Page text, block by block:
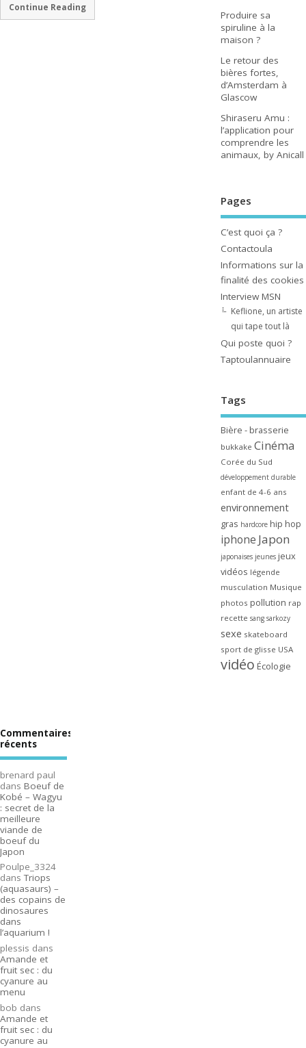
Continue Reading
Produire sa
spiruline à la
maison ?
Le retour des
bières fortes,
d’Amsterdam à
Glascow
Shiraseru Amu :
l’application pour
comprendre les
animaux, by Anicall
Pages
C’est quoi ça ?
Contactoula
Informations sur la
finalité des cookies
Interview MSN
Keflione, un artiste
qui tape tout là
Qui poste quoi ?
Taptoulannuaire
Tags
Bière - brasserie
bukkake Cinéma
Corée du Sud
développement durable
enfant de 4-6 ans
environnement
gras hardcore hip hop
iphone Japon
japonaises jeunes jeux
vidéos légende
musculation Musique
photos pollution rap
recette sang sarkozy
sexe skateboard
sport de glisse USA
vidéo Écologie
Commentaires
récents
brenard paul
dans Boeuf de
Kobé – Wagyu
: secret de la
meilleure
viande de
boeuf du
Japon
Poulpe_3324
dansTriops
(aquasaurs) –
des copains de
dinosaures
dans
l’aquarium !
plessis dans
Amande et
fruit sec : du
cyanure au
menu
bob dans
Amande et
fruit sec : du
cyanure au